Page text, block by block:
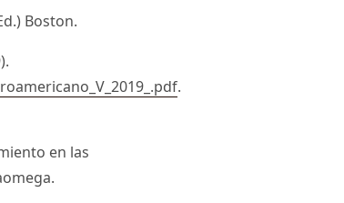
Boston.
.
en las